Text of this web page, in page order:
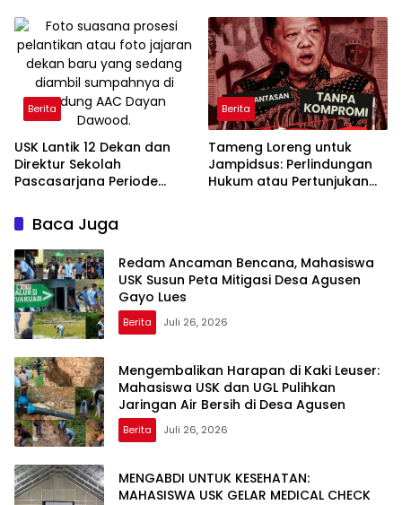
DESA AGUSEN
Aceh
Berita
USK Lantik 12 Dekan dan
Direktur Sekolah
Pascasarjana Periode
Berita
Tameng Loreng untuk
Jampidsus: Perlindungan
Hukum atau Pertunjukan
Baca Juga
Redam Ancaman Bencana, Mahasiswa
USK Susun Peta Mitigasi Desa Agusen
Gayo Lues
Berita Juli 26, 2026
Mengembalikan Harapan di Kaki Leuser:
Mahasiswa USK dan UGL Pulihkan
Jaringan Air Bersih di Desa Agusen
Berita Juli 26, 2026
MENGABDI UNTUK KESEHATAN:
MAHASISWA USK GELAR MEDICAL CHECK